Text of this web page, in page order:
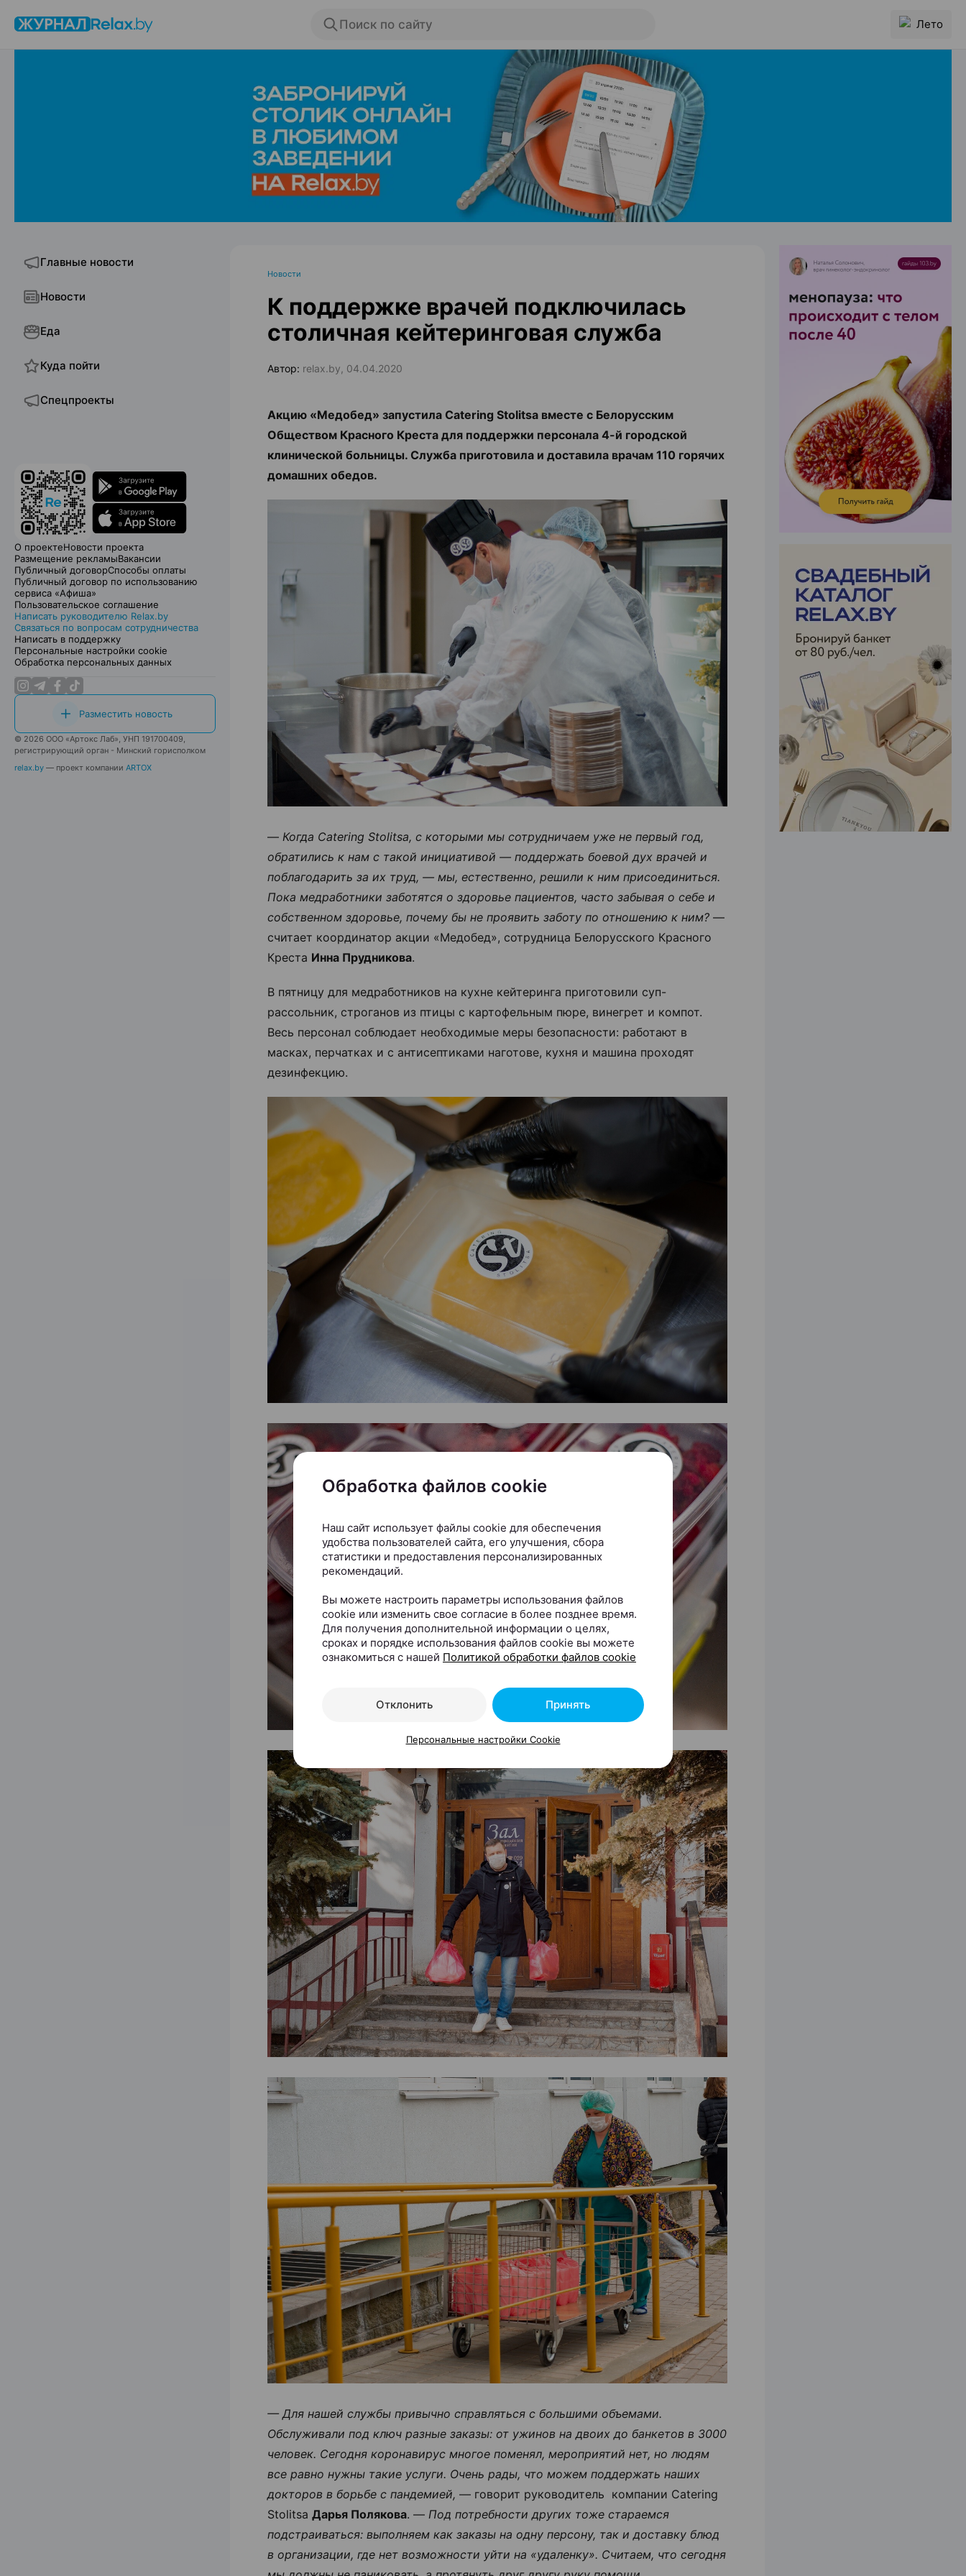
Поиск по сайту Лето
ЭФФЕКТИВНАЯ РЕКЛАМА НА САЙТЕ
Главные новости
Новости
Еда
Куда пойти
Спецпроекты
О проектеНовости проекта
Размещение рекламыВакансии
Публичный договорСпособы оплаты
Публичный договор по использованию
сервиса «Афиша»
Пользовательское соглашение
Написать руководителю Relax.by
Связаться по вопросам сотрудничества
Написать в поддержку
Персональные настройки cookie
Обработка персональных данных
Разместить новость
© 2026 ООО «Артокс Лаб», УНП 191700409,
регистрирующий орган - Минский горисполком
relax.by — проект компании ARTOX
Новости
К поддержке врачей подключилась
столичная кейтеринговая служба
Автор: relax.by, 04.04.2020
Акцию «Медобед» запустила Catering Stolitsa вместе с Белорусским
Обществом Красного Креста для поддержки персонала 4-й городской
клинической больницы. Служба приготовила и доставила врачам 110 горячих
домашних обедов.
— Когда Catering Stolitsа, с которыми мы сотрудничаем уже не первый год,
обратились к нам с такой инициативой — поддержать боевой дух врачей и
поблагодарить за их труд, — мы, естественно, решили к ним присоединиться.
Пока медработники заботятся о здоровье пациентов, часто забывая о себе и
собственном здоровье, почему бы не проявить заботу по отношению к ним? —
считает координатор акции «Медобед», сотрудница Белорусского Красного
Креста Инна Прудникова.
В пятницу для медработников на кухне кейтеринга приготовили суп-
рассольник, строганов из птицы с картофельным пюре, винегрет и компот.
Весь персонал соблюдает необходимые меры безопасности: работают в
масках, перчатках и с антисептиками наготове, кухня и машина проходят
дезинфекцию.
— Для нашей службы привычно справляться с большими объемами.
Обслуживали под ключ разные заказы: от ужинов на двоих до банкетов в 3000
человек. Сегодня коронавирус многое поменял, мероприятий нет, но людям
все равно нужны такие услуги. Очень рады, что можем поддержать наших
докторов в борьбе с пандемией, — говорит руководитель компании Catering
Stolitsa Дарья Полякова. — Под потребности других тоже стараемся
подстраиваться: выполняем как заказы на одну персону, так и доставку блюд
в организации, где нет возможности уйти на «удаленку». Считаем, что сегодня
ЭФФЕКТИВНАЯ РЕКЛАМА НА САЙТЕ
ЭФФЕКТИВНАЯ РЕКЛАМА НА САЙТЕ
Обработка файлов cookie
Наш сайт использует файлы cookie для обеспечения
удобства пользователей сайта, его улучшения, сбора
статистики и предоставления персонализированных
рекомендаций.
Вы можете настроить параметры использования файлов
cookie или изменить свое согласие в более позднее время.
Для получения дополнительной информации о целях,
сроках и порядке использования файлов cookie вы можете
ознакомиться с нашей Политикой обработки файлов cookie
Отклонить Принять
Персональные настройки Cookie